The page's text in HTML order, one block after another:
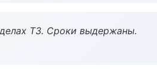
ТЗ. Сроки выдержаны.